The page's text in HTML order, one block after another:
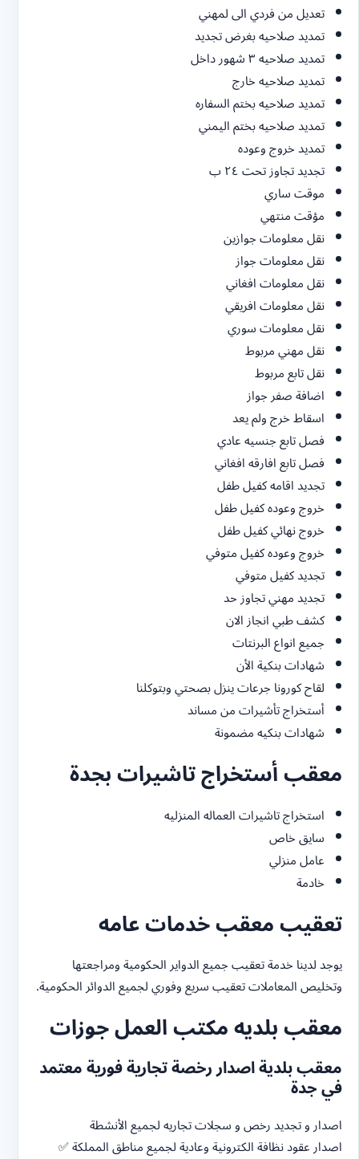
تعديل من فردي الى لمهني
تمديد صلاحيه بغرض تجديد
تمديد صلاحيه ٣ شهور داخل
تمديد صلاحيه خارج
تمديد صلاحيه بختم السفاره
تمديد صلاحيه بختم اليمني
تمديد خروج وعوده
تجديد تجاوز تحت ٢٤ ب
موقت ساري
مؤقت منتهي
نقل معلومات جوازين
نقل معلومات جواز
نقل معلومات افغاني
نقل معلومات افريقي
نقل معلومات سوري
نقل مهني مربوط
نقل تابع مربوط
اضافة صفر جواز
اسقاط خرج ولم يعد
فصل تابع جنسيه عادي
فصل تابع افارقه افغاني
تجديد اقامه كفيل طفل
خروج وعوده كفيل طفل
خروج نهائي كفيل طفل
خروج وعوده كفيل متوفي
تجديد كفيل متوفي
تجديد مهني تجاوز حد
كشف طبي انجاز الان
جميع انواع البرنتات
شهادات بنكية الأن
لقاح كورونا جرعات ينزل بصحتي وبتوكلنا
أستخراج تأشيرات من مساند
شهادات بنكيه مضمونة
معقب أستخراج تاشيرات بجدة
استخراج تاشيرات العماله المنزليه
سايق خاص
عامل منزلي
خادمة
تعقيب معقب خدمات عامه
يوجد لدينا خدمة تعقيب جميع الدواير الحكومية ومراجعتها
وتخليص المعاملات تعقيب سريع وفوري لجميع الدوائر الحكومية.
معقب بلديه مكتب العمل جوزات
معقب بلدية اصدار رخصة تجارية فورية معتمد
في جدة
اصدار و تجديد رخص و سجلات تجاريه لجميع الأنشطة
اصدار عقود نظافة الكترونية وعادية لجميع مناطق المملكة ✅